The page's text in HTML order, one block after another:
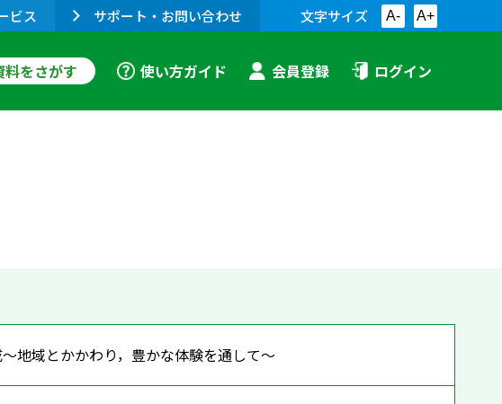
ビス サポート・お問い合わせ 文字サイズ A- A+
料をさがす 使い方ガイド 会員登録 ログイン
地域とかかわり，豊かな体験を通して～